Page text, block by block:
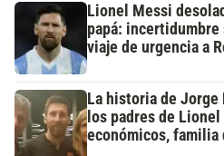
Lionel Messi
papá:
viaje de urgencia a
La historia de
los padres de
económicos,